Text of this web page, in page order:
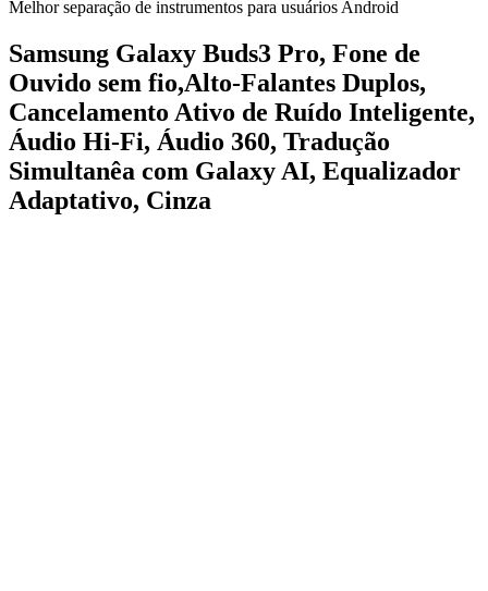
Melhor separação de instrumentos para usuários Android
Samsung Galaxy Buds3 Pro, Fone de
Ouvido sem fio,Alto-Falantes Duplos,
Cancelamento Ativo de Ruído Inteligente,
Áudio Hi-Fi, Áudio 360, Tradução
Simultanêa com Galaxy AI, Equalizador
Adaptativo, Cinza